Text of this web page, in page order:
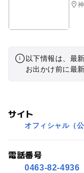
以下情報は、最
お出かけ前に最
サイト
オフィシャル（
電話番号
0463-82-4936